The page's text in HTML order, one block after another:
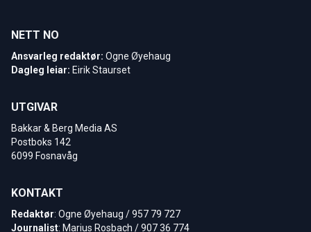
NETT NO
Ansvarleg redaktør: Ogne Øyehaug
Dagleg leiar: Eirik Staurset
UTGIVAR
Bakkar & Berg Media AS
Postboks 142
6099 Fosnavåg
KONTAKT
Redaktør: Ogne Øyehaug / 957 79 727
Journalist: Marius Rosbach / 907 36 774